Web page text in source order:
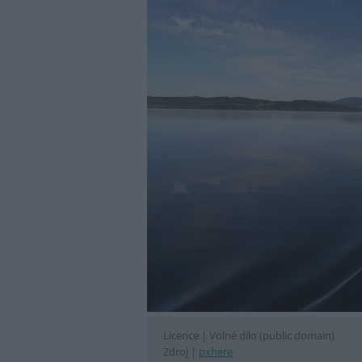
Licence | Volné dílo (public domain)
Zdroj | pxhere